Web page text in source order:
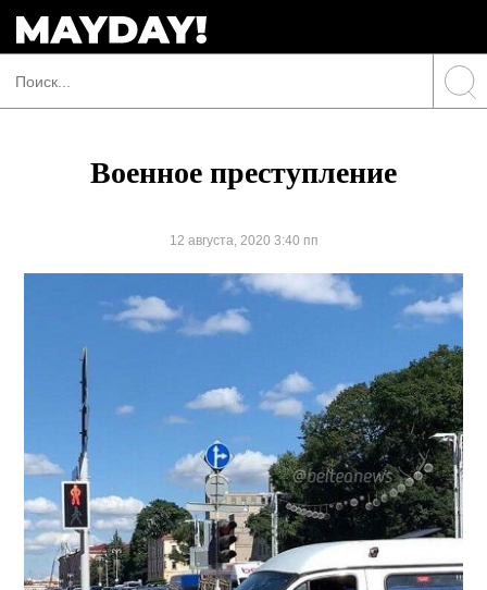
Военное преступление
12 августа, 2020 3:40 пп